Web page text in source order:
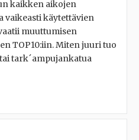
kaikken aikojen
vaikeasti käytettävien
muuttumisen
TOP10:iin. Miten juuri tuo
tark´ampujankatua